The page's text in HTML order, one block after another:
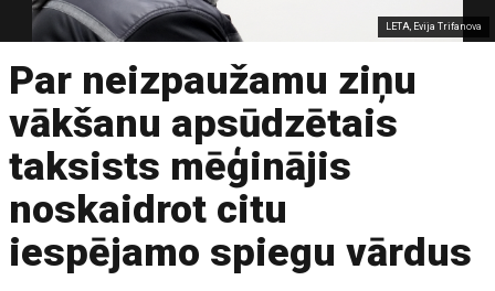
LETA, Evija Trifanova
Par neizpaužamu ziņu
vākšanu apsūdzētais
taksists mēģinājis
noskaidrot citu
iespējamo spiegu vārdus